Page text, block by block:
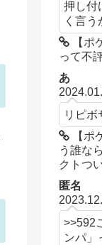
押し付
く言う
【ポ
って不
あ
リピボ
【ポ
う誰な
クトつ
匿名
>>592
ンパ」